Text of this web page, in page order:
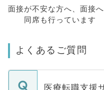
面接が不安な方へ、 面接
同席も行っています
よくあるご質問
医療転職支援